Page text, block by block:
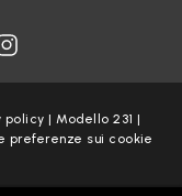
policy |Modello 231 |
preferenze sui cookie